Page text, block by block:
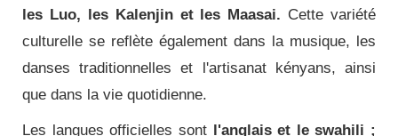
les Luo, les Kalenjin et les Maasai. Cette variété
culturelle se reflète également dans la musique, les
danses traditionnelles et l'artisanat kényans, ainsi
que dans la vie quotidienne.
Les langues officielles sont
l'anglais et le swahili ;